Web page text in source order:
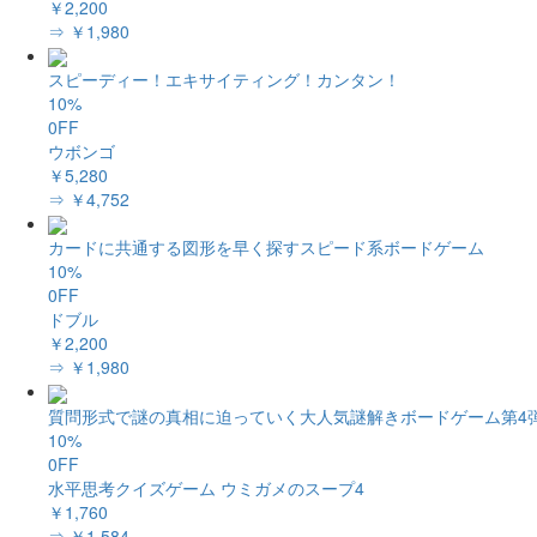
￥2,200
⇒ ￥1,980
スピーディー！エキサイティング！カンタン！
10%
0FF
ウボンゴ
￥5,280
⇒ ￥4,752
カードに共通する図形を早く探すスピード系ボードゲーム
10%
0FF
ドブル
￥2,200
⇒ ￥1,980
質問形式で謎の真相に迫っていく大人気謎解きボードゲーム第4
10%
0FF
水平思考クイズゲーム ウミガメのスープ4
￥1,760